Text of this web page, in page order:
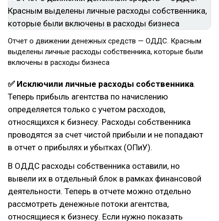
Отчет о движении денежных средств — ОДДС. Красным
выделены личные расходы собственника, которые были
включены в расходы бизнеса
✅ Исключили личные расходы собственника.
Теперь прибыль агентства по начислению
определяется только с учетом расходов,
относящихся к бизнесу. Расходы собственника
проводятся за счет чистой прибыли и не попадают
в отчет о прибылях и убытках (ОПиУ).
В ОДДС расходы собственника оставили, но
вывели их в отдельный блок в рамках финансовой
деятельности. Теперь в отчете можно отдельно
рассмотреть денежные потоки агентства,
относящиеся к бизнесу. Если нужно показать